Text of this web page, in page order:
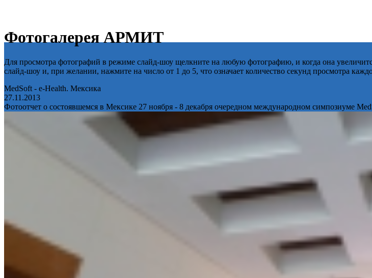
Фотогалерея АРМИТ
Для просмотра фотографий в режиме слайд-шоу щелкните на любую фотографию, и когда она
слайд-шоу и, при желании, нажмите на число от 1 до 5, что означает количество секунд просмотра
MedSoft - e-Health. Мексика
27.11.2013
Фотоотчет о состоявшемся в Мексике 27 ноября - 8 декабря очередном международном симпозиуме